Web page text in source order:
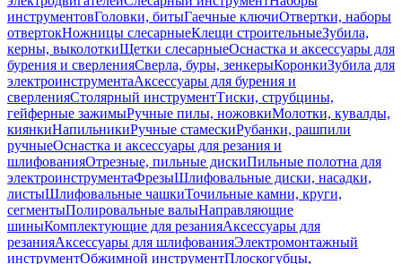
инструментовГоловки, битыГаечные ключиОтвертки, наборы
отвертокНожницы слесарныеКлещи строительныеЗубила,
керны, выколоткиЩетки слесарныеОснастка и аксессуары для
бурения и сверленияСверла, буры, зенкерыКоронкиЗубила для
электроинструментаАксессуары для бурения и
сверленияСтолярный инструментТиски, струбцины,
гейферные зажимыРучные пилы, ножовкиМолотки, кувалды,
киянкиНапильникиРучные стамескиРубанки, рашпили
ручныеОснастка и аксессуары для резания и
шлифованияОтрезные, пильные дискиПильные полотна для
электроинструментаФрезыШлифовальные диски, насадки,
листыШлифовальные чашкиТочильные камни, круги,
сегментыПолировальные валыНаправляющие
шиныКомплектующие для резанияАксессуары для
резанияАксессуары для шлифованияЭлектромонтажный
инструментОбжимной инструментПлоскогубцы,